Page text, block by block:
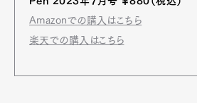
Amazonでの購入はこちら
楽天での購入はこちら